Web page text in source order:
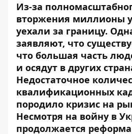
Из-за
вторжения миллионы
уехали за границу.
заявляют, что
что большая часть
и осядут в других
Недостаточное
квалификационных
породило кризис на
Несмотря на войну в
продолжается